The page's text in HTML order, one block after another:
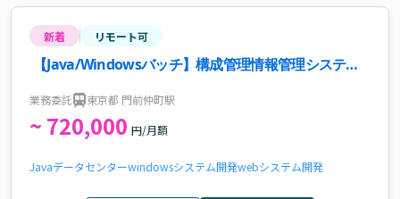
新着 リモート可
【Java/Windowsバッチ】構成管理情報管理システム
業務委託 東京都 門前仲町駅
~ 720,000 円/月額
Javaデータセンターwindowsシステム開発webシステム開発